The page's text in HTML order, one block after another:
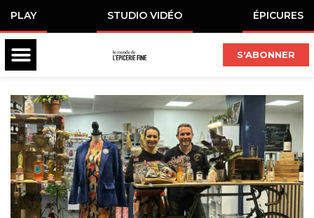
PLAY STUDIO VIDÉO ÉPICURES
S'ABONNER